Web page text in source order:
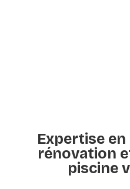
Expertise
rénovation
piscine